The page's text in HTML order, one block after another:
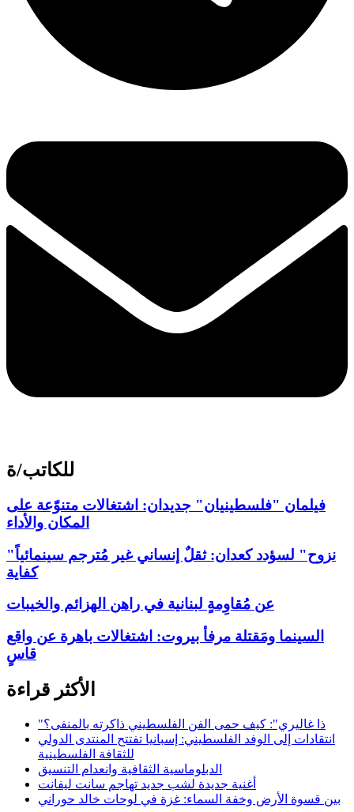
للكاتب/ة
فيلمان "فلسطينيان" جديدان: اشتغالات متنوّعة على
المكان والأداء
"نزوح" لسؤدد كعدان: ثقلٌ إنساني غير مُترجم سينمائياً
كفاية
عن مُقاوِمةٍ لبنانية في راهن الهزائم والخيبات
السينما ومَقتلة مرفأ بيروت: اشتغالات باهرة عن واقع
قاسٍ
الأكثر قراءة
"ذا غاليري": كيف حمى الفن الفلسطيني ذاكرته بالمنفى؟
انتقادات إلى الوفد الفلسطيني: إسبانيا تفتتح المنتدى الدولي
للثقافة الفلسطينية
الدبلوماسية الثقافية وانعدام التنسيق
أغنية جديدة لشب جديد تهاجم سانت ليفانت
بين قسوة الأرض وخفة السماء: غزة في لوحات خالد حوراني